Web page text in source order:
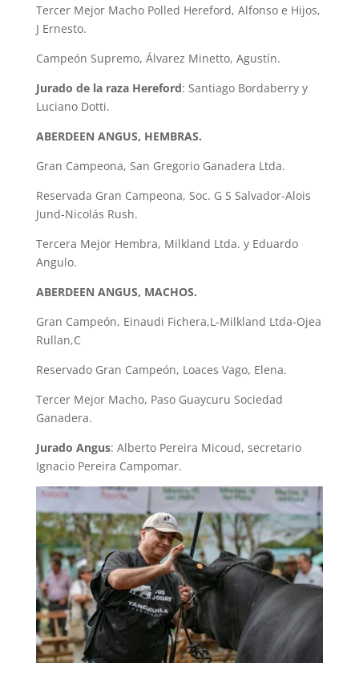
Tercer Mejor Macho Polled Hereford, Alfonso e Hijos,
J Ernesto.
Campeón Supremo, Álvarez Minetto, Agustín.
Jurado de la raza Hereford: Santiago Bordaberry y
Luciano Dotti.
ABERDEEN ANGUS, HEMBRAS.
Gran Campeona, San Gregorio Ganadera Ltda.
Reservada Gran Campeona, Soc. G S Salvador-Alois
Jund-Nicolás Rush.
Tercera Mejor Hembra, Milkland Ltda. y Eduardo
Angulo.
ABERDEEN ANGUS, MACHOS.
Gran Campeón, Einaudi Fichera,L-Milkland Ltda-Ojea
Rullan,C
Reservado Gran Campeón, Loaces Vago, Elena.
Tercer Mejor Macho, Paso Guaycuru Sociedad
Ganadera.
Jurado Angus: Alberto Pereira Micoud, secretario
Ignacio Pereira Campomar.